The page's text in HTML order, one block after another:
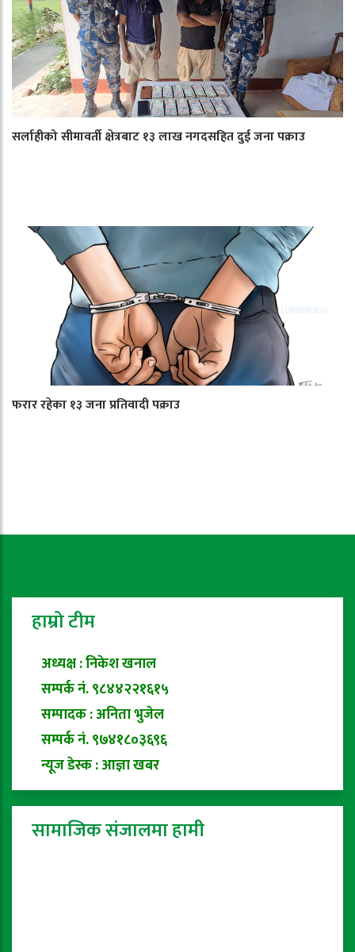
सर्लाहीको सीमावर्ती क्षेत्रबाट १३ लाख नगदसहित दुई जना पक्राउ
फरार रहेका १३ जना प्रतिवादी पक्राउ
हाम्रो टीम
अध्यक्ष : निकेश खनाल
सम्पर्क नं. ९८४४२२१६१५
सम्पादक : अनिता भुजेल
सम्पर्क नं. ९७४१८०३६९६
न्यूज डेस्क : आज्ञा खबर
सामाजिक संजालमा हामी